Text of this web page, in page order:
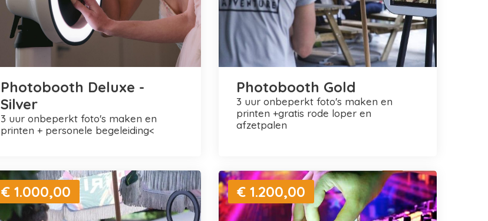
Photobooth Deluxe -
Silver
3 uur onbeperkt foto's maken en
printen + personele begeleiding<
Photobooth Gold
3 uur onbeperkt foto's maken en
printen +gratis rode loper en
afzetpalen
€ 1.000,00 € 1.200,00